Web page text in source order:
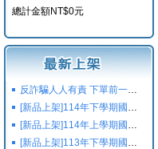
總計金額NT$0元
反詐騙人人有責 下單前一定要注意
[新品上架]114年下學期國小國中高中命題光碟,校用卷,習作
[新品上架]114年上學期國小國中高中命題光碟,校用卷,習作
[新品上架]113年下學期國小國中高中命題光碟,校用卷,習作